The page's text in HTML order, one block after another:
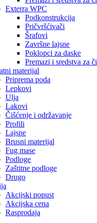
Exterra WPC
Podkonstrukcija
Pričvršćivači
Šrafovi
Završne lajsne
Poklopci za daske
Premazi i sredstva za
materijal
Priprema poda
Lepkovi
Ulja
Lakovi
Čišćenje i održavanje
Profili
Lajsne
Brusni materijal
Fug mase
Podloge
Zaštitne podloge
Drugo
Akcijski popust
Akcijska cena
Rasprodaja